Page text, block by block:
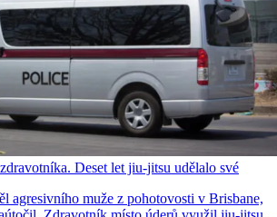
Deset let jiu-jitsu udělalo své
agresivního muže z pohotovosti v Brisbane,